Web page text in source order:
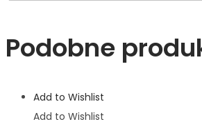
Podobne
Add to Wishlist
Add to Wishlist